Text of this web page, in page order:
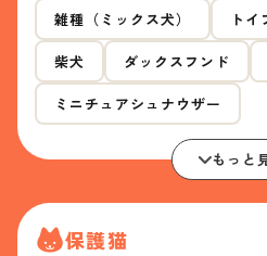
雑種（ミックス犬） ト
柴犬 ダックスフンド
ミニチュアシュナウザー
もっと
保護猫